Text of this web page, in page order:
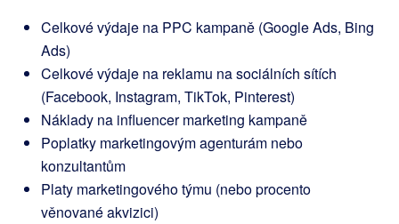
Celkové výdaje na PPC kampaně (Google Ads, Bing
Ads)
Celkové výdaje na reklamu na sociálních sítích
(Facebook, Instagram, TikTok, Pinterest)
Náklady na influencer marketing kampaně
Poplatky marketingovým agenturám nebo
konzultantům
Platy marketingového týmu (nebo procento
věnované akvizici)